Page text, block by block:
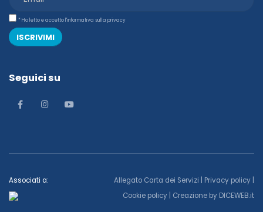
* Ho letto e accetto l'informativa sulla privacy
ISCRIVIMI
Seguici su
Associati a: Allegato Carta dei Servizi Privacy policy|
Cookie policy| Creazione by DICEWEB.it